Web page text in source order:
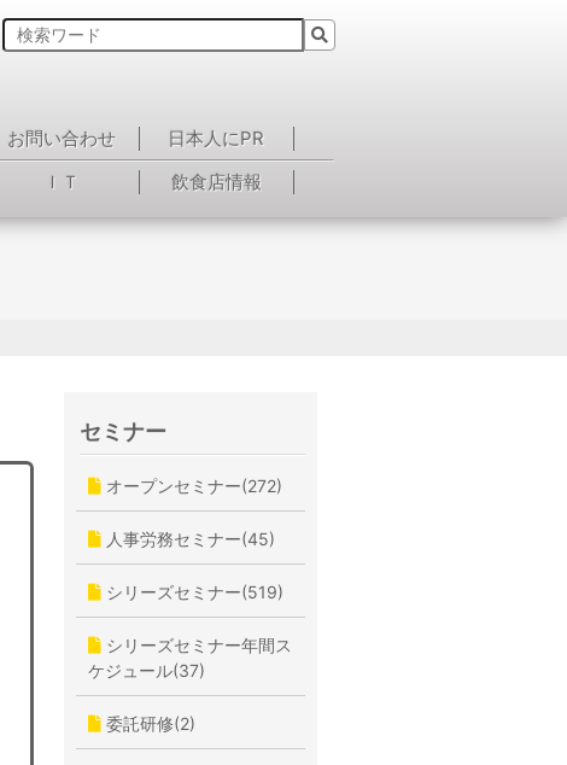
お問い合わせ
日本人にPR
ＩＴ 飲食店情報
セミナー
オープンセミナー(272)
人事労務セミナー(45)
シリーズセミナー(519)
シリーズセミナー年間ス
ケジュール(37)
委託研修(2)